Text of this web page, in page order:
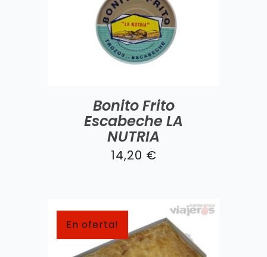
Bonito Frito
Escabeche LA
NUTRIA
14,20 €
En oferta!